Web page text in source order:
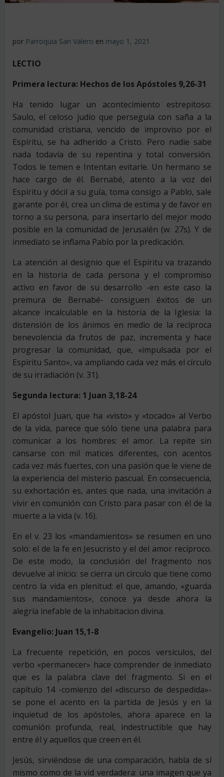
por Parroquia San Valero en mayo 1, 2021
LECTIO
Primera lectura: Hechos de los Apóstoles 9,26-31
Ha tenido lugar un acontecimiento estrepitoso:
Saulo, el celoso judío que perseguía con saña a la
comunidad cristiana, vencido de improviso por el
Espíritu, se ha adherido a Cristo. Pero nadie sabe
nada todavía de su repentina y total conversión.
Todos le temen e Intentan evitarle. Un hermano se
hace cargo de él. Bernabé, atento a la voz del
Espíritu y dócil a su guía, toma consigo a Pablo, sale
garante por él, crea un clima de estima y de favor en
torno a su persona, para insertarlo del mejor modo
posible en la comunidad de Jerusalén (w. 27s). Y de
inmediato se inflama Pablo por la predicación.
La atención al designio que el Espíritu va trazando
en la historia de cada persona y el compromiso
activo en favor de su desarrollo -en este caso la
premura de Bernabé- consiguen éxitos de un
alcance incalculable en la historia de la Iglesia: la
distensión de los ánimos en medio de la recíproca
benevolencia da frutos de paz, incrementa y hace
progresar la comunidad, que, «impulsada por el
Espíritu Santo», va ampliando cada vez más el círculo
de su irradiación (v. 31).
Segunda lectura: 1 Juan 3,18-24
El apóstol Juan, que ha «visto» y «tocado» al Verbo
de la vida, parece que sólo tiene una palabra para
comunicar a los hombres: el amor. La repite sin
cansarse con mil matices diferentes, con acentos
cada vez más fuertes, con una pasión que le viene de
la experiencia del misterio pascual. En consecuencia,
su exhortación es, antes que nada, una invitación a
vivir en comunión con Cristo para pasar con él de la
muerte a la vida (v. 16).
En el v. 23 los «mandamientos» se resumen en uno
solo: el de la fe en Jesucristo y el del amor recíproco.
De este modo, la conclusión del fragmento nos
devuelve al inicio: se cierra un círculo que tiene como
centro la vida en plenitud: el que, amando, «guarda
sus mandamientos», conoce ya desde ahora la
alegría inefable de la inhabitacion divina.
Evangelio: Juan 15,1-8
La frecuente repetición, en pocos versículos, del
verbo «permanecer» hace comprender de inmediato
que es la palabra clave del fragmento. Si en el
capítulo 14 -comienzo del «discurso de despedida»-
se pone el acento en la partida de Jesús y en la
inquietud de los apóstoles, ahora aparece en la
comunión profunda, real, indestructible que hay
entre él y aquellos que creen en él.
Jesús, sirviéndose de una comparación, habla de sí
mismo como de la vid verdadera: una imagen que ya